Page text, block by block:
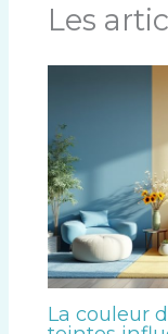
Les
La couleur